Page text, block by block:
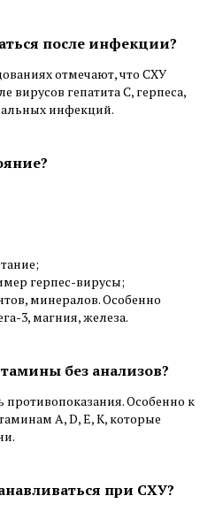
после инфекции?
отмечают, что СХУ
вирусов гепатита C, герпеса,
инфекций.
герпес-вирусы;
минералов. Особенно
3, магния, железа.
без анализов?
противопоказания. Особенно к
A, D, E, K, которые
при СХУ?